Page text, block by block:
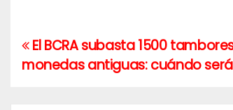
Navegación
de
El BCRA subasta 1500
monedas antiguas: cuándo